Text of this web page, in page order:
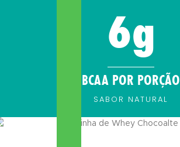
6g
BCAA POR PORÇÃO
SABOR NATURAL